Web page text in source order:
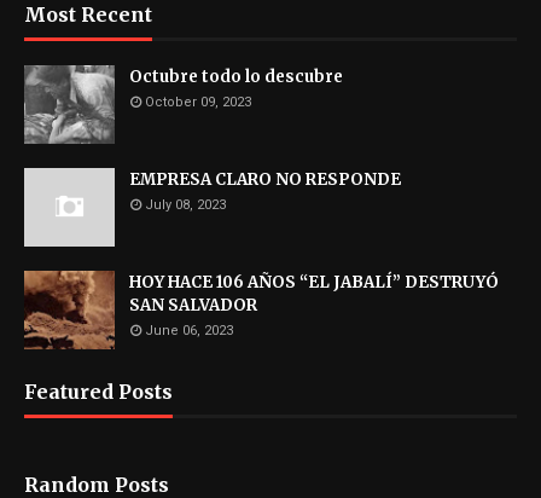
Most Recent
Octubre todo lo descubre
October 09, 2023
EMPRESA CLARO NO RESPONDE
July 08, 2023
HOY HACE 106 AÑOS “EL JABALÍ” DESTRUYÓ
SAN SALVADOR
June 06, 2023
Featured Posts
Random Posts